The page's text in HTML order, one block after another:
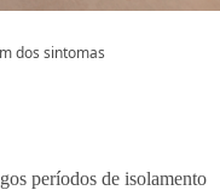
dos sintomas
períodos de isolamento